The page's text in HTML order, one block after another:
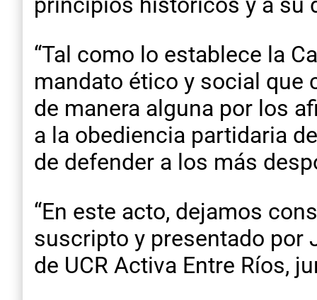
“Tal como lo establece la
mandato ético y social que
de manera alguna por los
a la obediencia partidaria
de defender a los más
“En este acto, dejamos
suscripto y presentado por
de UCR Activa Entre Ríos,